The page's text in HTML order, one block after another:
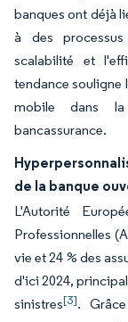
banques ont déjà
à des
scalabilité et
tendance
mobile dans
bancassurance.
de la banque
L'Autorité
Professionnelles
vie et 24 % des
d'ici 2024,
sinistres[3].